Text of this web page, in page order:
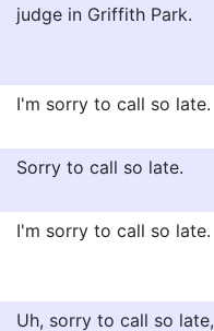
judge in Griffith Park.
I'm sorry to call so late.
Sorry to call so late.
I'm sorry to call so late.
Uh, sorry to call so late,